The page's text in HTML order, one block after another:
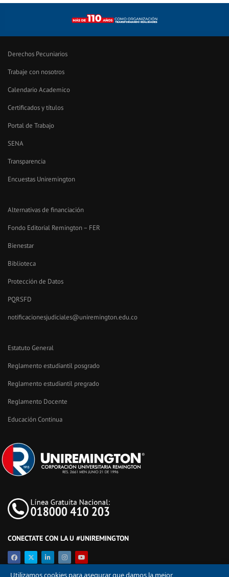
Derechos Pecuniarios
Trabaje con nosotros
Calendario Academico
Certificados y títulos
Portal de Trabajo
SENA
Transparencia
Encuestas Uniremington
Alternativas de financiación
Fondo Editorial Remington – FER
Bienestar
Biblioteca
Protección de Datos
PQRSFD
notificacionesjudiciales@uniremington.edu.co
Estatuto General
Reglamento estudiantil posgrado
Reglamento estudiantil pregrado
Reglamento Docente
Educación Continua
CONECTATE CON LA U #UNIREMINGTON
Utilizamos cookies para asegurar que damos la mejor